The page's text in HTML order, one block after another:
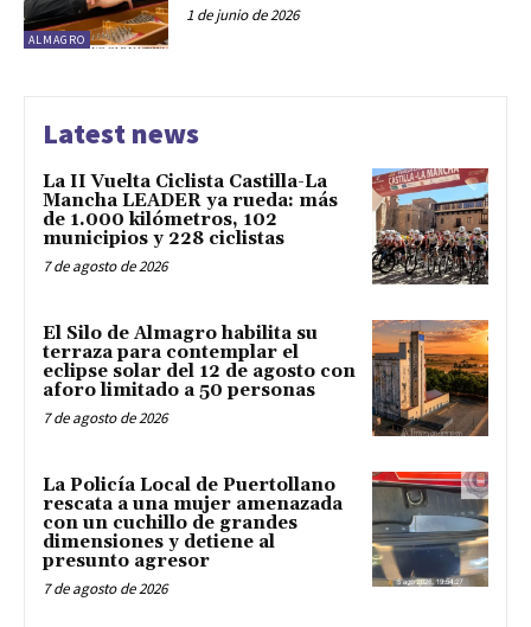
ALMAGRO
1 de junio de 2026
Latest news
La II Vuelta Ciclista Castilla-La
Mancha LEADER ya rueda: más
de 1.000 kilómetros, 102
municipios y 228 ciclistas
7 de agosto de 2026
El Silo de Almagro habilita su
terraza para contemplar el
eclipse solar del 12 de agosto con
aforo limitado a 50 personas
7 de agosto de 2026
La Policía Local de Puertollano
rescata a una mujer amenazada
con un cuchillo de grandes
dimensiones y detiene al
presunto agresor
7 de agosto de 2026